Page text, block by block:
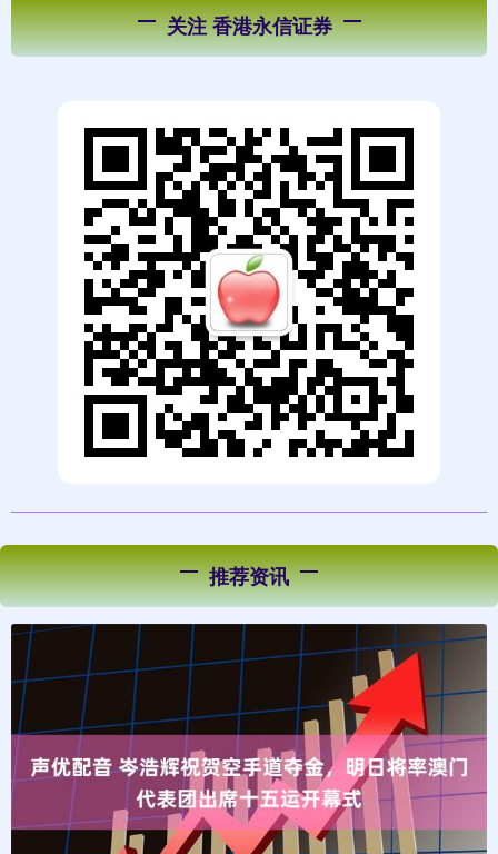
关注 香港永信证券
推荐资讯